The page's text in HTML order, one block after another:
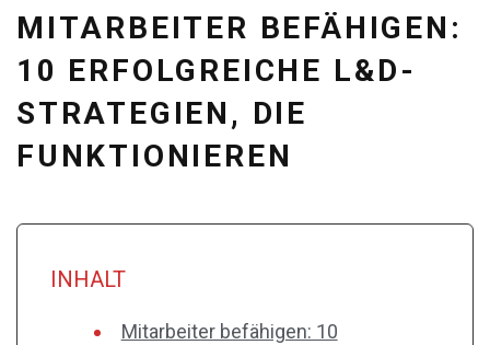
MITARBEITER BEFÄHIGEN:
10 ERFOLGREICHE L&D-
STRATEGIEN, DIE
FUNKTIONIEREN
INHALT
Mitarbeiter befähigen: 10